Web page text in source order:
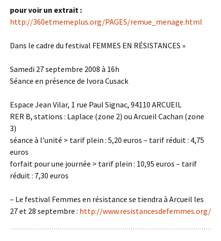
pour voir un extrait :
http://360etmemeplus.org/PAGES/remue_menage.html
Dans le cadre du festival FEMMES EN RÉSISTANCES »
Samedi 27 septembre 2008 à 16h
Séance en présence de Ivora Cusack
Espace Jean Vilar, 1 rue Paul Signac, 94110 ARCUEIL
RER B, stations : Laplace (zone 2) ou Arcueil Cachan (zone
3)
séance à l’unité > tarif plein : 5,20 euros – tarif réduit : 4,75
euros
forfait pour une journée > tarif plein : 10,95 euros – tarif
réduit : 7,30 euros
– Le festival Femmes en résistance se tiendra à Arcueil les
27 et 28 septembre : http://www.resistancesdefemmes.org/